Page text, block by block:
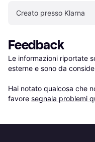
Creato presso Klarna
Feedback
Le informazioni riportate
esterne e sono da
Hai notato qualcosa che
favore segnala problemi